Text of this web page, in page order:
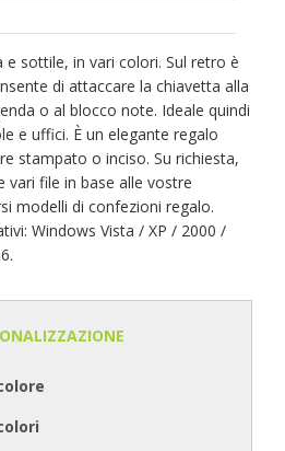
e sottile, in vari colori. Sul retro è
di attaccare la chiavetta alla
o al blocco note. Ideale quindi
e uffici. È un elegante regalo
stampato o inciso. Su richiesta,
vari file in base alle vostre
modelli di confezioni regalo.
Windows Vista / XP / 2000 /